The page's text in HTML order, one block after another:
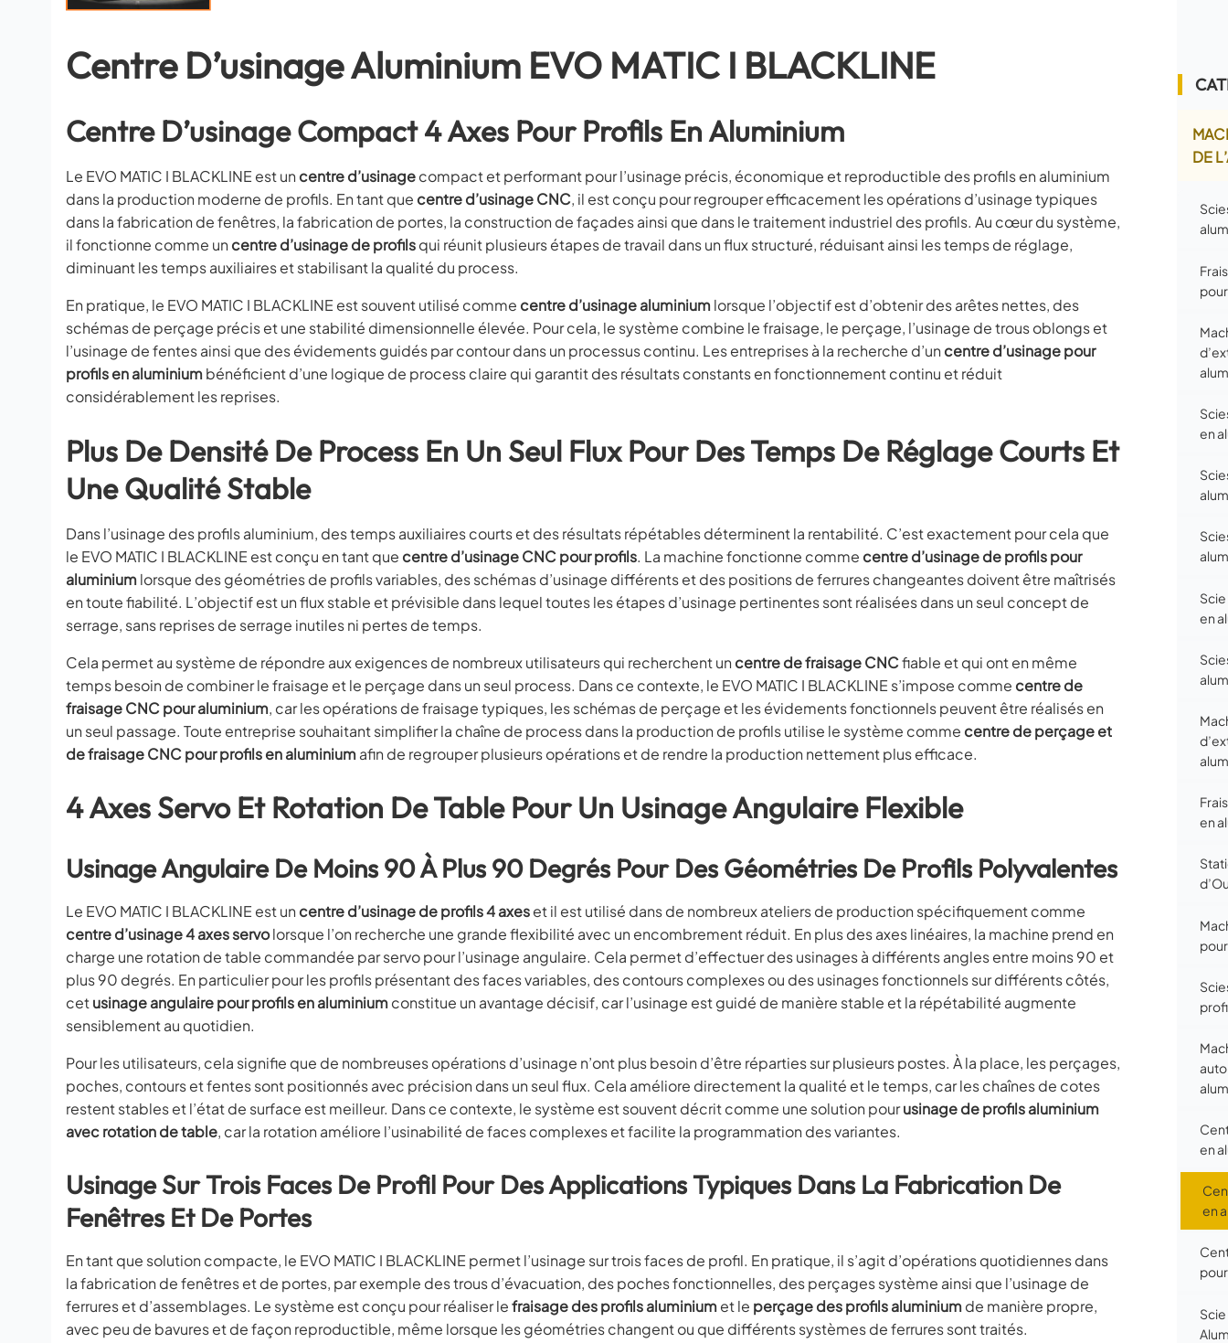
Centre D’usinage Aluminium EVO MATIC I BLACKLINE
Centre D’usinage Compact 4 Axes Pour Profils En Aluminium
Le EVO MATIC I BLACKLINE est un centre d’usinagecompact et performant pour l’usinage précis, économique et reproductible des profils en aluminium
dans la production moderne de profils. En tant que centre d’usinage CNC, il est conçu pour regrouper efficacement les opérations d’usinage typiques
dans la fabrication de fenêtres, la fabrication de portes, la construction de façades ainsi que dans le traitement industriel des profils. Au cœur du système,
il fonctionne comme un centre d’usinage de profilsqui réunit plusieurs étapes de travail dans un flux structuré, réduisant ainsi les temps de réglage,
diminuant les temps auxiliaires et stabilisant la qualité du process.
En pratique, le EVO MATIC I BLACKLINE est souvent utilisé comme centre d’usinage aluminiumlorsque l’objectif est d’obtenir des arêtes nettes, des
schémas de perçage précis et une stabilité dimensionnelle élevée. Pour cela, le système combine le fraisage, le perçage, l’usinage de trous oblongs et
l’usinage de fentes ainsi que des évidements guidés par contour dans un processus continu. Les entreprises à la recherche d’un centre d’usinage pour
profils en aluminiumbénéficient d’une logique de process claire qui garantit des résultats constants en fonctionnement continu et réduit
considérablement les reprises.
Plus De Densité De Process En Un Seul Flux Pour Des Temps De Réglage Courts Et
Une Qualité Stable
Dans l’usinage des profils aluminium, des temps auxiliaires courts et des résultats répétables déterminent la rentabilité. C’est exactement pour cela que
le EVO MATIC I BLACKLINE est conçu en tant que centre d’usinage CNC pour profils. La machine fonctionne comme centre d’usinage de profils pour
aluminiumlorsque des géométries de profils variables, des schémas d’usinage différents et des positions de ferrures changeantes doivent être maîtrisés
en toute fiabilité. L’objectif est un flux stable et prévisible dans lequel toutes les étapes d’usinage pertinentes sont réalisées dans un seul concept de
serrage, sans reprises de serrage inutiles ni pertes de temps.
Cela permet au système de répondre aux exigences de nombreux utilisateurs qui recherchent un centre de fraisage CNCfiable et qui ont en même
temps besoin de combiner le fraisage et le perçage dans un seul process. Dans ce contexte, le EVO MATIC I BLACKLINE s’impose comme centre de
fraisage CNC pour aluminium, car les opérations de fraisage typiques, les schémas de perçage et les évidements fonctionnels peuvent être réalisés en
un seul passage. Toute entreprise souhaitant simplifier la chaîne de process dans la production de profils utilise le système comme centre de perçage et
de fraisage CNC pour profils en aluminiumafin de regrouper plusieurs opérations et de rendre la production nettement plus efficace.
4 Axes Servo Et Rotation De Table Pour Un Usinage Angulaire Flexible
Usinage Angulaire De Moins 90 À Plus 90 Degrés Pour Des Géométries De Profils Polyvalentes
Le EVO MATIC I BLACKLINE est un centre d’usinage de profils 4 axeset il est utilisé dans de nombreux ateliers de production spécifiquement comme
centre d’usinage 4 axes servolorsque l’on recherche une grande flexibilité avec un encombrement réduit. En plus des axes linéaires, la machine prend en
charge une rotation de table commandée par servo pour l’usinage angulaire. Cela permet d’effectuer des usinages à différents angles entre moins 90 et
plus 90 degrés. En particulier pour les profils présentant des faces variables, des contours complexes ou des usinages fonctionnels sur différents côtés,
cetusinage angulaire pour profils en aluminiumconstitue un avantage décisif, car l’usinage est guidé de manière stable et la répétabilité augmente
sensiblement au quotidien.
Pour les utilisateurs, cela signifie que de nombreuses opérations d’usinage n’ont plus besoin d’être réparties sur plusieurs postes. À la place, les perçages,
poches, contours et fentes sont positionnés avec précision dans un seul flux. Cela améliore directement la qualité et le temps, car les chaînes de cotes
restent stables et l’état de surface est meilleur. Dans ce contexte, le système est souvent décrit comme une solution pourusinage de profils aluminium
avec rotation de table, car la rotation améliore l’usinabilité de faces complexes et facilite la programmation des variantes.
Usinage Sur Trois Faces De Profil Pour Des Applications Typiques Dans La Fabrication De
Fenêtres Et De Portes
En tant que solution compacte, le EVO MATIC I BLACKLINE permet l’usinage sur trois faces de profil. En pratique, il s’agit d’opérations quotidiennes dans
la fabrication de fenêtres et de portes, par exemple des trous d’évacuation, des poches fonctionnelles, des perçages système ainsi que l’usinage de
ferrures et d’assemblages. Le système est conçu pour réaliser lefraisage des profils aluminiumet le perçage des profils aluminiumde manière propre,
avec peu de bavures et de façon reproductible, même lorsque les géométries changent ou que différents systèmes de ferrures sont traités.
DE
en
en
en
en
en